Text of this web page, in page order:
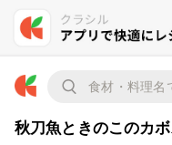
秋刀魚ときのこのカボ